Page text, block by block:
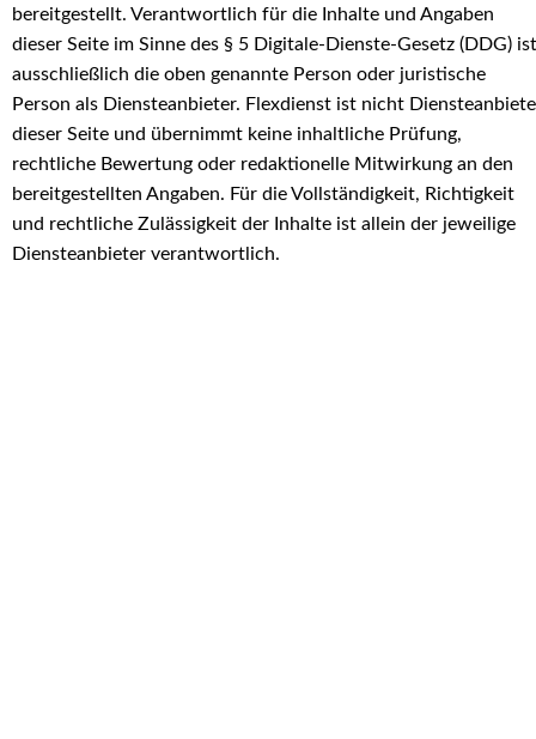
bereitgestellt. Verantwortlich für die Inhalte und Angaben
dieser Seite im Sinne des § 5 Digitale-Dienste-Gesetz (DDG) ist
ausschließlich die oben genannte Person oder juristische
Person als Diensteanbieter. Flexdienst ist nicht
dieser Seite und übernimmt keine inhaltliche Prüfung,
rechtliche Bewertung oder redaktionelle Mitwirkung an den
bereitgestellten Angaben. Für die Vollständigkeit, Richtigkeit
und rechtliche Zulässigkeit der Inhalte ist allein der jeweilige
Diensteanbieter verantwortlich.